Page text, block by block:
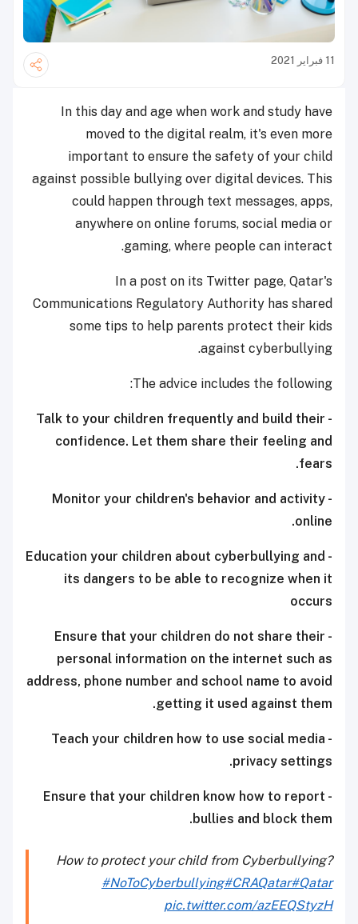
11 فبراير 2021
In this day and age when work and study have
moved to the digital realm, it's even more
important to ensure the safety of your child
against possible bullying over digital devices. This
could happen through text messages, apps,
anywhere on online forums, social media or
gaming, where people can interact.
In a post on its Twitter page, Qatar's
Communications Regulatory Authority has shared
some tips to help parents protect their kids
against cyberbullying.
The advice includes the following:
- Talk to your children frequently and build their
confidence. Let them share their feeling and
fears.
- Monitor your children's behavior and activity
online.
- Education your children about cyberbullying and
its dangers to be able to recognize when it
occurs
- Ensure that your children do not share their
personal information on the internet such as
address, phone number and school name to avoid
getting it used against them.
- Teach your children how to use social media
privacy settings.
- Ensure that your children know how to report
bullies and block them.
How to protect your child from Cyberbullying?
#NoToCyberbullying#CRAQatar#Qatar
pic.twitter.com/azEEQStyzH